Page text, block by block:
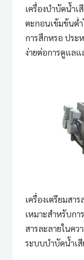
เครื่องบำบัดน้ำ
ตะกอนเข้มข้นต่
การสึกหรอ ประ
ง่ายต่อการดูแลแ
เครื่องเตรียมสา
เหมาะสำหรับกา
สารละลายในคว
ระบบบำบัดน้ำเ